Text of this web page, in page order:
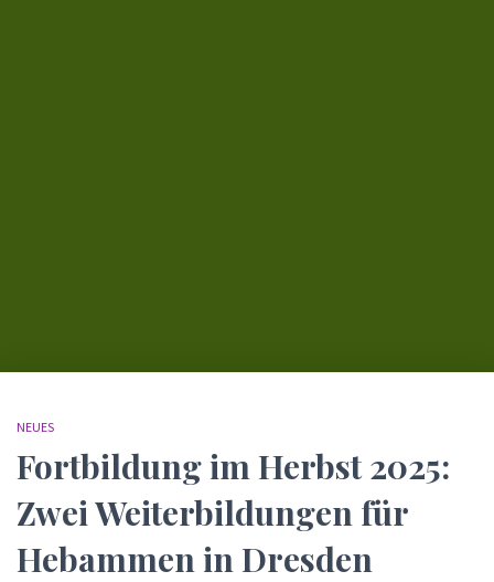
NEUES
Fortbildung im Herbst 2025:
Zwei Weiterbildungen für
Hebammen in Dresden